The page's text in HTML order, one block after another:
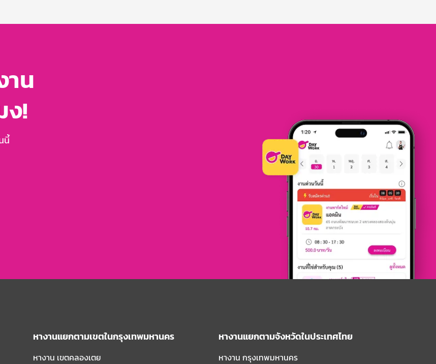
น
ง!
นี้
หางานแยกตามเขตในกรุงเทพมหานคร
หางาน เขตคลองเตย
หางานแยกตามจังหวัดในประเทศไทย
หางาน กรุงเทพมหานคร